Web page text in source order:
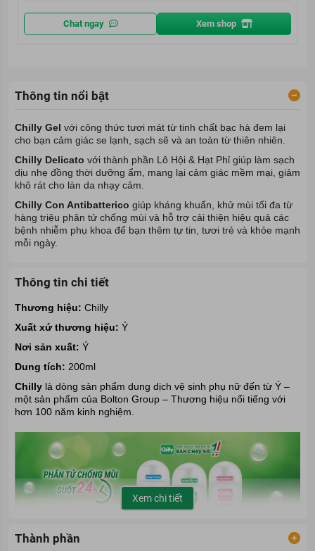
Chat ngay Xem shop
Thông tin nổi bật
Chilly Gel với công thức tươi mát từ tinh chất bạc hà đem lại
cho bạn cảm giác se lạnh, sạch sẽ và an toàn từ thiên nhiên.
Chilly Delicato với thành phần Lô Hội & Hạt Phỉ giúp làm sạch
dịu nhẹ đồng thời dưỡng ẩm, mang lại cảm giác mềm mại, giảm
khô rát cho làn da nhạy cảm.
Chilly Con Antibatterico giúp kháng khuẩn, khử mùi tối đa từ
hàng triệu phân tử chống mùi và hỗ trợ cải thiện hiệu quả các
bệnh nhiễm phụ khoa để bạn thêm tự tin, tươi trẻ và khỏe mạnh
mỗi ngày.
Thông tin chi tiết
Thương hiệu: Chilly
Xuất xứ thương hiệu: Ý
Nơi sản xuất: Ý
Dung tích: 200ml
Chilly là dòng sản phẩm dung dịch vệ sinh phụ nữ đến từ Ý –
một sản phẩm của Bolton Group – Thương hiệu nổi tiếng với
hơn 100 năm kinh nghiệm.
Xem chi tiết
Thành phần